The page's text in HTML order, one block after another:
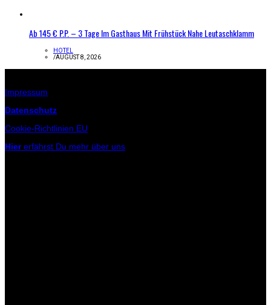
Ab 145 € P.P. – 3 Tage Im Gasthaus Mit Frühstück Nahe Leutaschklamm
HOTEL
/AUGUST 8, 2026
Impressum
Datenschutz
Cookie-Richtlinien EU
Hiererfährst Du mehr über uns